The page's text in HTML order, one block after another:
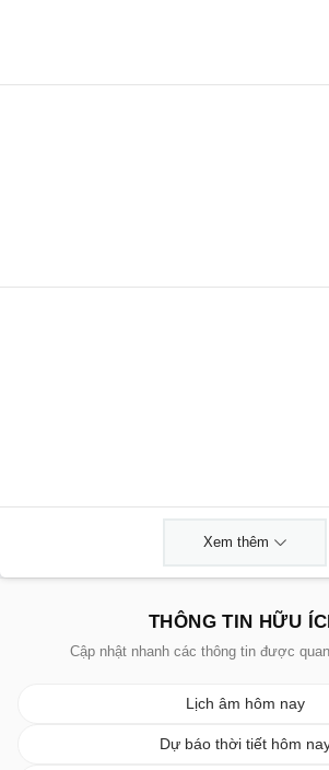
Xem thêm
THÔNG TIN HỮU
Cập nhật nhanh các thông tin được
Lịch âm hôm nay
Dự báo thời tiết hôm